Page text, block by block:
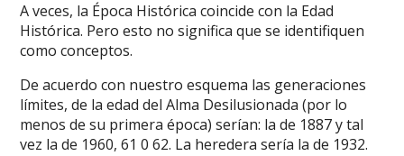
A veces, la Época Histórica coincide con la Edad
Histórica. Pero esto no significa que se identifiquen
como conceptos.
De acuerdo con nuestro esquema las generaciones
límites, de la edad del Alma Desilusionada (por lo
menos de su primera época) serían: la de 1887 y tal
vez la de 1960, 61 0 62. La heredera sería la de 1932.